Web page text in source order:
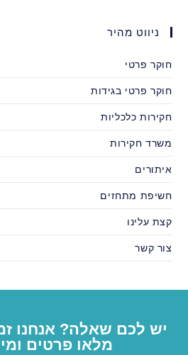
ניווט מהיר
חוקר פרטי
חוקר פרטי בגידות
חקירות כלכליות
משרד חקירות
איתורים
חשיפת מתחזים
קצת עלינו
צור קשר
יש לכם שאלה? אנחנו
מלאו פרטים